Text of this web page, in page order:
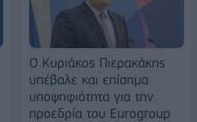
O Κυριάκος Πιερακάκης
υπέβαλε και επίσημα
υποψηφιότητα για την
προεδρία του Eurogroup